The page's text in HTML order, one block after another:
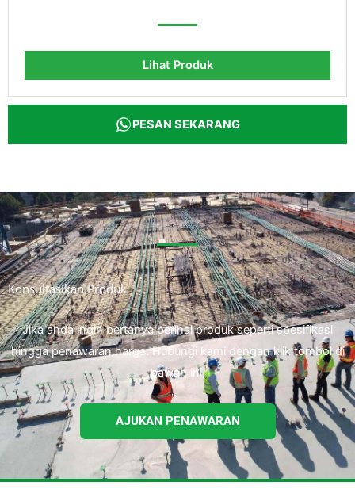
Lihat Produk
PESAN SEKARANG
Konsultasikan Produk
Jika anda ingin bertanya perihal produk seperti spesifikasi
hingga penawaran harga. Hubungi kami dengan klik tombol di
bawah ini.
AJUKAN PENAWARAN